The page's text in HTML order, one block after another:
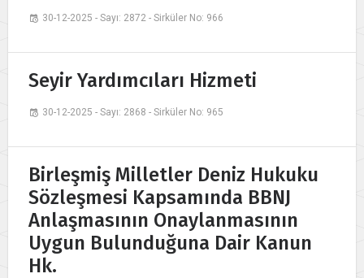
30-12-2025 - Sayı: 2872 - Sirküler No: 966
Seyir Yardımcıları Hizmeti
30-12-2025 - Sayı: 2868 - Sirküler No: 965
Birleşmiş Milletler Deniz Hukuku
Sözleşmesi Kapsamında BBNJ
Anlaşmasının Onaylanmasının
Uygun Bulunduğuna Dair Kanun
Hk.